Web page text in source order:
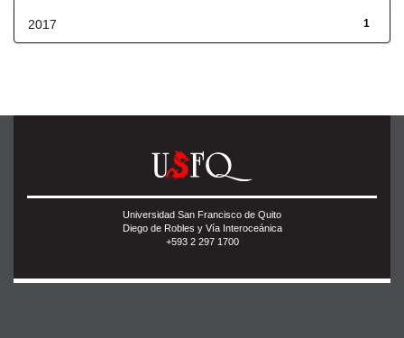
1
2017
Universidad San Francisco de Quito
Diego de Robles y Vía Interoceánica
+593 2 297 1700